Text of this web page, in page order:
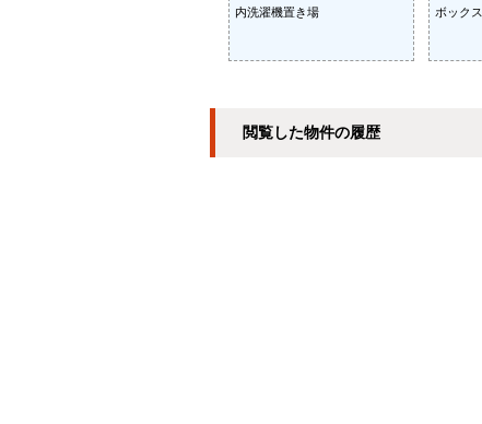
内洗濯機置き場
ボックス
閲覧した物件の履歴